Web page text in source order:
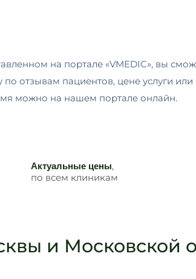
на портале «VMEDIC», вы
по отзывам пациентов, цене услуги
можно на нашем портале онлайн.
Актуальные цены,
по всем клиникам
и Московской